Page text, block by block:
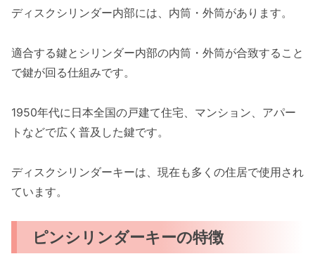
ディスクシリンダー内部には、内筒・外筒があります。
適合する鍵とシリンダー内部の内筒・外筒が合致すること
で鍵が回る仕組みです。
1950年代に日本全国の戸建て住宅、マンション、アパー
トなどで広く普及した鍵です。
ディスクシリンダーキーは、現在も多くの住居で使用され
ています。
ピンシリンダーキーの特徴